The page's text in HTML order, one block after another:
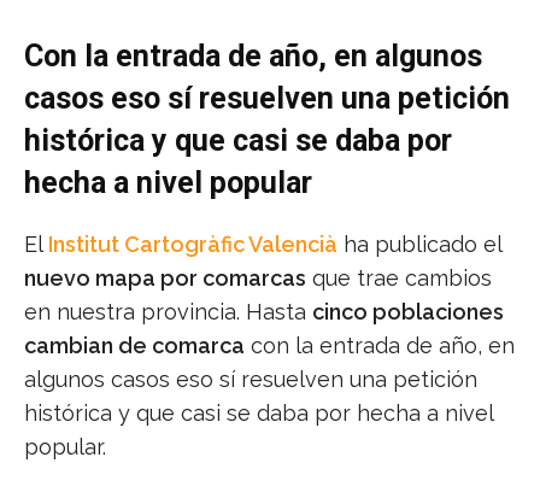
Con la entrada de año, en algunos
casos eso sí resuelven una petición
histórica y que casi se daba por
hecha a nivel popular
ElInstitut Cartogràfic Valencià ha publicado el
nuevo mapa por comarcas que trae cambios
en nuestra provincia. Hasta cinco poblaciones
cambian de comarca con la entrada de año, en
algunos casos eso sí resuelven una petición
histórica y que casi se daba por hecha a nivel
popular.